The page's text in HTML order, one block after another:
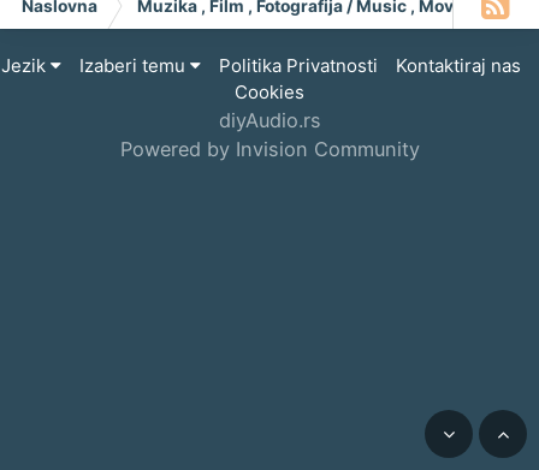
Naslovna Muzika , Film , Fotografija / Music , Moving
Jezik Izaberi temu Politika Privatnosti
Kontaktiraj nas
Cookies
diyAudio.rs
Powered by Invision Community